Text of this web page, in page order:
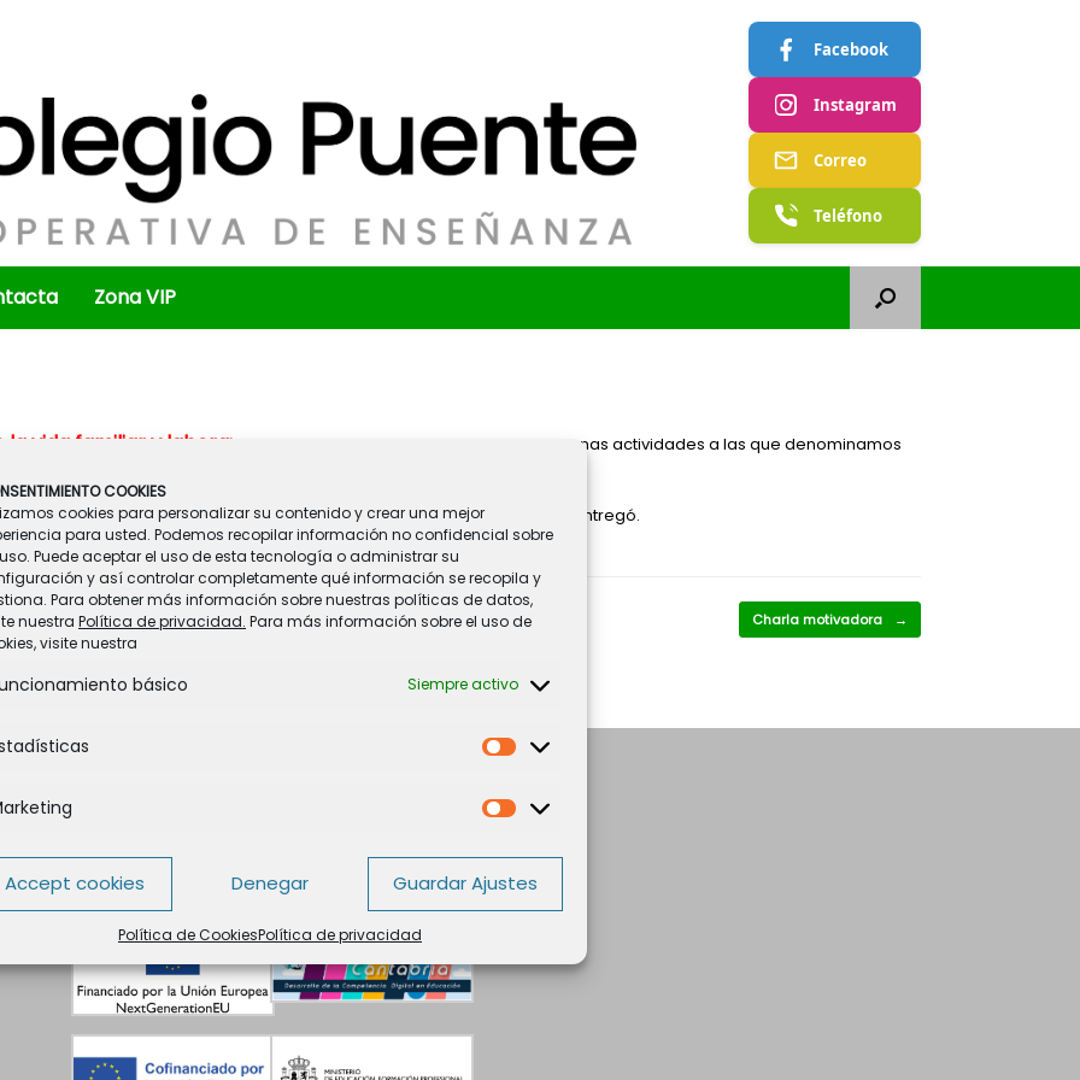
COOKIES
cookies para personalizar su contenido y crear una mejor
para usted. Podemos recopilar información no confidencial sobre
Puede aceptar el uso de esta tecnología o administrar su
y así controlar completamente qué información se recopila y
Para obtener más información sobre nuestras políticas de datos,
nuestra Política de privacidad. Para más información sobre el uso de
visite nuestra
básico Siempre activo
Estadísticas
Marketing
Accept cookies Denegar Guardar Ajustes
Política de CookiesPolítica de privacidad
Facebook
Instagram
Correo
Teléfono
Zona VIP
la vida familiar y laboral de nuestos alumnos, queremos proponer unas actividades a las que denominamos
y el 4 de noviembre.
acuerdo con las condiciones que aparecen en la circular que se les entregó.
Charla motivadora →